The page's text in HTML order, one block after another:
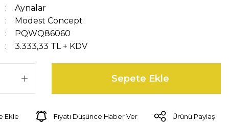
Aynalar
Modest Concept
PQWQ86060
3.333,33 TL + KDV
Sepete Ekle
Fiyatı Düşünce Haber Ver Ürünü Paylaş